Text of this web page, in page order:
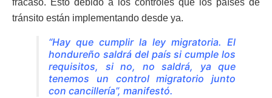
fracaso. Esto debido a los controles que los países de
tránsito están implementando desde ya.
“Hay que cumplir la ley migratoria. El
hondureño saldrá del país si cumple los
requisitos, si no, no saldrá, ya que
tenemos un control migratorio junto
con cancillería”, manifestó.